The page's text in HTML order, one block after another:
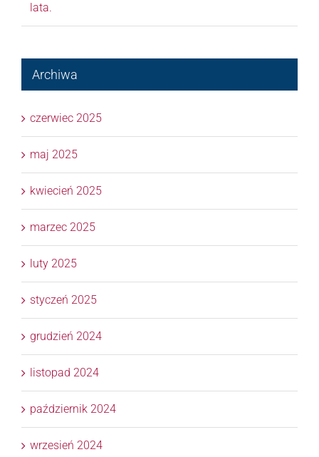
lata.
Archiwa
czerwiec 2025
maj 2025
kwiecień 2025
marzec 2025
luty 2025
styczeń 2025
grudzień 2024
listopad 2024
październik 2024
wrzesień 2024